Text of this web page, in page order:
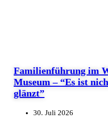
Familienführung im
Museum – “Es ist
glänzt”
30. Juli 2026